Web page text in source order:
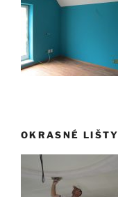
OKRASNÉ LIŠTY